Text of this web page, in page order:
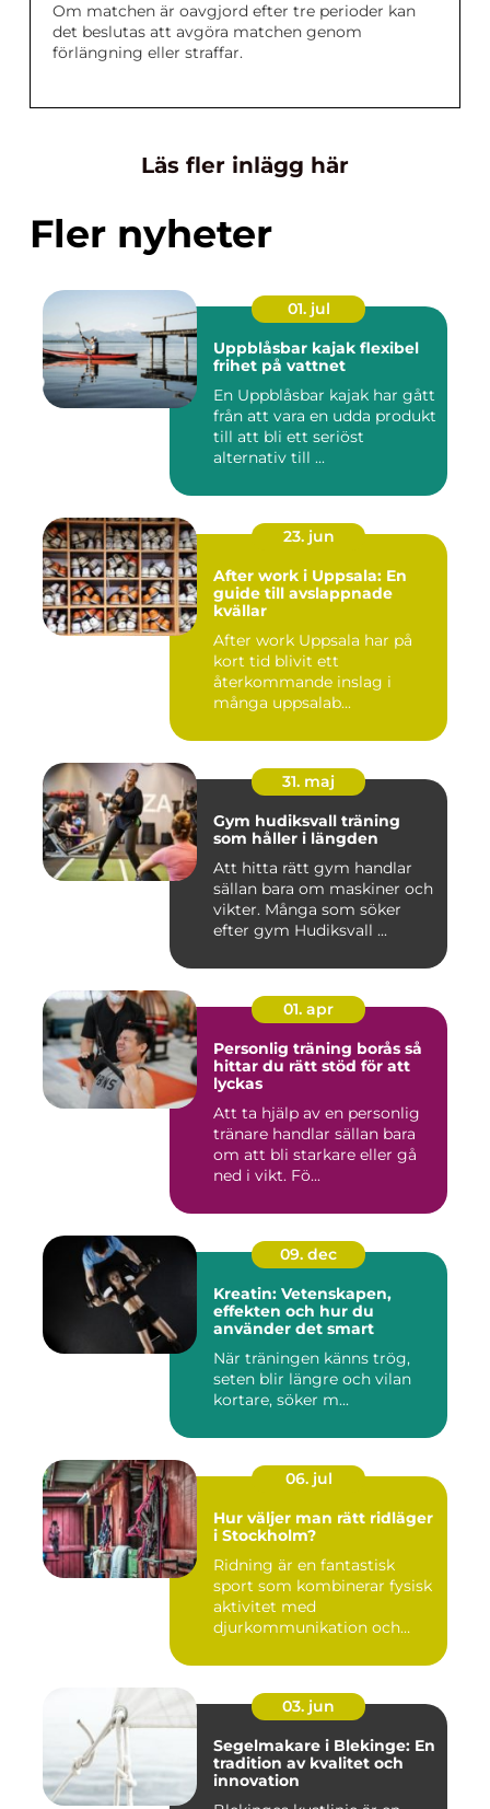
Om matchen är oavgjord efter tre perioder kan
det beslutas att avgöra matchen genom
förlängning eller straffar.
Läs fler inlägg här
Fler nyheter
01. jul
Uppblåsbar kajak flexibel
frihet på vattnet
En Uppblåsbar kajak har gått
från att vara en udda produkt
till att bli ett seriöst
alternativ till ...
23. jun
After work i Uppsala: En
guide till avslappnade
kvällar
After work Uppsala har på
kort tid blivit ett
återkommande inslag i
många uppsalab...
31. maj
Gym hudiksvall träning
som håller i längden
Att hitta rätt gym handlar
sällan bara om maskiner och
vikter. Många som söker
efter gym Hudiksvall ...
01. apr
Personlig träning borås så
hittar du rätt stöd för att
lyckas
Att ta hjälp av en personlig
tränare handlar sällan bara
om att bli starkare eller gå
ned i vikt. Fö...
09. dec
Kreatin: Vetenskapen,
effekten och hur du
använder det smart
När träningen känns trög,
seten blir längre och vilan
kortare, söker m...
06. jul
Hur väljer man rätt ridläger
i Stockholm?
Ridning är en fantastisk
sport som kombinerar fysisk
aktivitet med
djurkommunikation och
03. jun
Segelmakare i Blekinge: En
tradition av kvalitet och
innovation